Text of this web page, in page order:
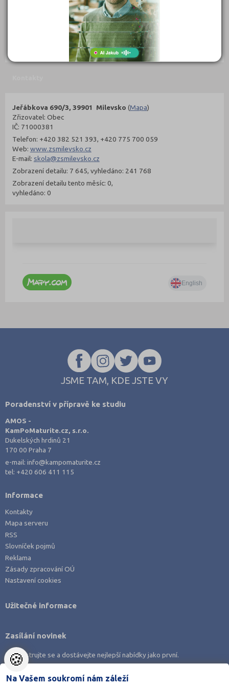
299 Kč
Objednat
Jeřábkova 690/3, 39901 Milevsko (Mapa)
Zřizovatel: Obec
IČ: 71000381
Telefon: +420 382 521 393, +420 775 700 059
Web: www.zsmilevsko.cz
E-mail: skola@zsmilevsko.cz
Zobrazení detailu: 7 645, vyhledáno: 241 768
Zobrazení detailu tento měsíc: 0,
vyhledáno: 0
JSME TAM, KDE JSTE VY
Poradenství v přípravě ke studiu
AMOS -
KamPoMaturite.cz, s.r.o.
Dukelských hrdinů 21
170 00 Praha 7
e-mail:info@kampomaturite.cz
tel: +420 606 411 115
Informace
Kontakty
Mapa serveru
RSS
Slovníček pojmů
Reklama
Zásady zpracování OÚ
Nastavení cookies
Užitečné informace
Zasílání novinek
Zaregistrujte se a dostávejte nejlepší nabídky jako první.
🍪
Na Vašem soukromí nám záleží